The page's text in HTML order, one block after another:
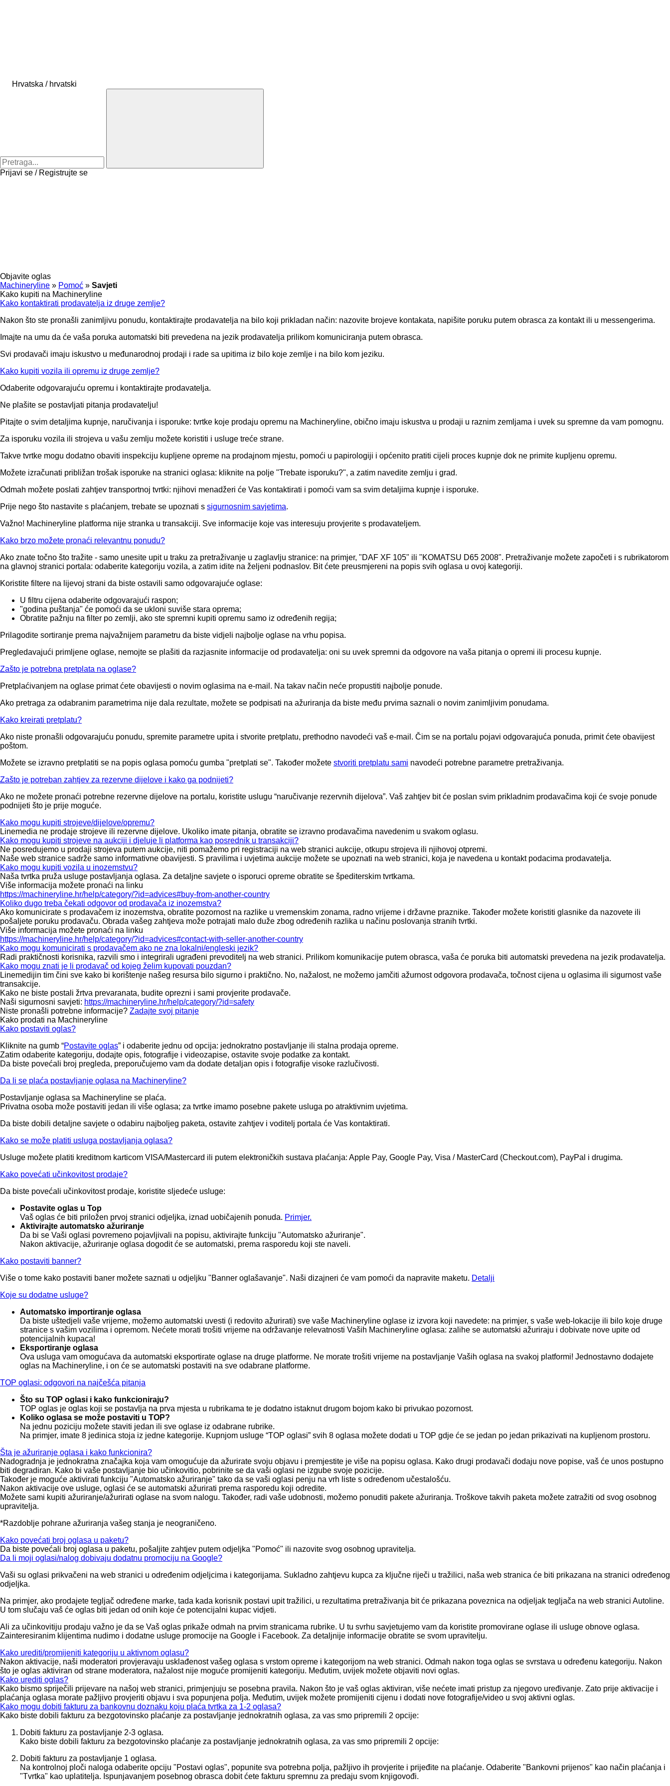
Hrvatska / hrvatski
Prijavi se / Registrujte se
Objavite oglas
Machineryline » Pomoć » Savjeti
Kako kupiti na Machineryline
Kako kontaktirati prodavatelja iz druge zemlje?
Nakon što ste pronašli zanimljivu ponudu, kontaktirajte prodavatelja na bilo koji prikladan način: nazovite brojeve kontakata, napišite poruku putem obrasca za kontakt ili u messengerima.
Imajte na umu da će vaša poruka automatski biti prevedena na jezik prodavatelja prilikom komuniciranja putem obrasca.
Svi prodavači imaju iskustvo u međunarodnoj prodaji i rade sa upitima iz bilo koje zemlje i na bilo kom jeziku.
Kako kupiti vozila ili opremu iz druge zemlje?
Odaberite odgovarajuću opremu i kontaktirajte prodavatelja.
Ne plašite se postavljati pitanja prodavatelju!
Pitajte o svim detaljima kupnje, naručivanja i isporuke: tvrtke koje prodaju opremu na Machineryline, obično imaju iskustva u prodaji u raznim zemljama i uvek su spremne da vam pomognu.
Za isporuku vozila ili strojeva u vašu zemlju možete koristiti i usluge treće strane.
Takve tvrtke mogu dodatno obaviti inspekciju kupljene opreme na prodajnom mjestu, pomoći u papirologiji i općenito pratiti cijeli proces kupnje dok ne primite kupljenu opremu.
Možete izračunati približan trošak isporuke na stranici oglasa: kliknite na polje "Trebate isporuku?", a zatim navedite zemlju i grad.
Odmah možete poslati zahtjev transportnoj tvrtki: njihovi menadžeri će Vas kontaktirati i pomoći vam sa svim detaljima kupnje i isporuke.
Prije nego što nastavite s plaćanjem, trebate se upoznati s sigurnosnim savjetima.
Važno! Machineryline platforma nije stranka u transakciji. Sve informacije koje vas interesuju provjerite s prodavateljem.
Kako brzo možete pronaći relevantnu ponudu?
Ako znate točno što tražite - samo unesite upit u traku za pretraživanje u zaglavlju stranice: na primjer, "DAF XF 105" ili "KOMATSU D65 2008". Pretraživanje možete započeti i s rubrikatorom
na glavnoj stranici portala: odaberite kategoriju vozila, a zatim idite na željeni podnaslov. Bit ćete preusmjereni na popis svih oglasa u ovoj kategoriji.
Koristite filtere na lijevoj strani da biste ostavili samo odgovarajuće oglase:
U filtru cijena odaberite odgovarajući raspon;
"godina puštanja" će pomoći da se ukloni suviše stara oprema;
Obratite pažnju na filter po zemlji, ako ste spremni kupiti opremu samo iz određenih regija;
Prilagodite sortiranje prema najvažnijem parametru da biste vidjeli najbolje oglase na vrhu popisa.
Pregledavajući primljene oglase, nemojte se plašiti da razjasnite informacije od prodavatelja: oni su uvek spremni da odgovore na vaša pitanja o opremi ili procesu kupnje.
Zašto je potrebna pretplata na oglase?
Pretplaćivanjem na oglase primat ćete obavijesti o novim oglasima na e-mail. Na takav način neće propustiti najbolje ponude.
Ako pretraga za odabranim parametrima nije dala rezultate, možete se podpisati na ažuriranja da biste među prvima saznali o novim zanimljivim ponudama.
Kako kreirati pretplatu?
Ako niste pronašli odgovarajuću ponudu, spremite parametre upita i stvorite pretplatu, prethodno navodeći vaš e-mail. Čim se na portalu pojavi odgovarajuća ponuda, primit ćete obavijest
poštom.
Možete se izravno pretplatiti se na popis oglasa pomoću gumba "pretplati se". Također možete stvoriti pretplatu sami navodeći potrebne parametre pretraživanja.
Zašto je potreban zahtjev za rezervne dijelove i kako ga podnijeti?
Ako ne možete pronaći potrebne rezervne dijelove na portalu, koristite uslugu “naručivanje rezervnih dijelova”. Vaš zahtjev bit će poslan svim prikladnim prodavačima koji će svoje ponude
podnijeti što je prije moguće.
Kako mogu kupiti strojeve/dijelove/opremu?
Linemedia ne prodaje strojeve ili rezervne dijelove. Ukoliko imate pitanja, obratite se izravno prodavačima navedenim u svakom oglasu.
Kako mogu kupiti strojeve na aukciji i djeluje li platforma kao posrednik u transakciji?
Ne posredujemo u prodaji strojeva putem aukcije, niti pomažemo pri registraciji na web stranici aukcije, otkupu strojeva ili njihovoj otpremi.
Naše web stranice sadrže samo informativne obavijesti. S pravilima i uvjetima aukcije možete se upoznati na web stranici, koja je navedena u kontakt podacima prodavatelja.
Kako mogu kupiti vozila u inozemstvu?
Naša tvrtka pruža usluge postavljanja oglasa. Za detaljne savjete o isporuci opreme obratite se špediterskim tvrtkama.
Više informacija možete pronaći na linku
https://machineryline.hr/help/category/?id=advices#buy-from-another-country
Koliko dugo treba čekati odgovor od prodavača iz inozemstva?
Ako komunicirate s prodavačem iz inozemstva, obratite pozornost na razlike u vremenskim zonama, radno vrijeme i državne praznike. Također možete koristiti glasnike da nazovete ili
pošaljete poruku prodavaču. Obrada vašeg zahtjeva može potrajati malo duže zbog određenih razlika u načinu poslovanja stranih tvrtki.
Više informacija možete pronaći na linku
https://machineryline.hr/help/category/?id=advices#contact-with-seller-another-country
Kako mogu komunicirati s prodavačem ako ne zna lokalni/engleski jezik?
Radi praktičnosti korisnika, razvili smo i integrirali ugrađeni prevoditelj na web stranici. Prilikom komunikacije putem obrasca, vaša će poruka biti automatski prevedena na jezik prodavatelja.
Kako mogu znati je li prodavač od kojeg želim kupovati pouzdan?
Linemedijin tim čini sve kako bi korištenje našeg resursa bilo sigurno i praktično. No, nažalost, ne možemo jamčiti ažurnost odgovora prodavača, točnost cijena u oglasima ili sigurnost vaše
transakcije.
Kako ne biste postali žrtva prevaranata, budite oprezni i sami provjerite prodavače.
Naši sigurnosni savjeti: https://machineryline.hr/help/category/?id=safety
Niste pronašli potrebne informacije? Zadajte svoj pitanje
Kako prodati na Machineryline
Kako postaviti oglas?
Kliknite na gumb “Postavite oglas” i odaberite jednu od opcija: jednokratno postavljanje ili stalna prodaja opreme.
Zatim odaberite kategoriju, dodajte opis, fotografije i videozapise, ostavite svoje podatke za kontakt.
Da biste povećali broj pregleda, preporučujemo vam da dodate detaljan opis i fotografije visoke razlučivosti.
Da li se plaća postavljanje oglasa na Machineryline?
Postavljanje oglasa sa Machineryline se plaća.
Privatna osoba može postaviti jedan ili više oglasa; za tvrtke imamo posebne pakete usluga po atraktivnim uvjetima.
Da biste dobili detaljne savjete o odabiru najboljeg paketa, ostavite zahtjev i voditelj portala će Vas kontaktirati.
Kako se može platiti usluga postavljanja oglasa?
Usluge možete platiti kreditnom karticom VISA/Mastercard ili putem elektroničkih sustava plaćanja: Apple Pay, Google Pay, Visa / MasterCard (Checkout.com), PayPal i drugima.
Kako povećati učinkovitost prodaje?
Da biste povećali učinkovitost prodaje, koristite sljedeće usluge:
Postavite oglas u Top
Vaš oglas će biti priložen prvoj stranici odjeljka, iznad uobičajenih ponuda. Primjer.
Aktivirajte automatsko ažuriranje
Da bi se Vaši oglasi povremeno pojavljivali na popisu, aktivirajte funkciju "Automatsko ažuriranje".
Nakon aktivacije, ažuriranje oglasa dogodit će se automatski, prema rasporedu koji ste naveli.
Kako postaviti banner?
Više o tome kako postaviti baner možete saznati u odjeljku "Banner oglašavanje". Naši dizajneri će vam pomoći da napravite maketu. Detalji
Koje su dodatne usluge?
Automatsko importiranje oglasa
Da biste uštedjeli vaše vrijeme, možemo automatski uvesti (i redovito ažurirati) sve vaše Machineryline oglase iz izvora koji navedete: na primjer, s vaše web-lokacije ili bilo koje druge
stranice s vašim vozilima i opremom. Nećete morati trošiti vrijeme na održavanje relevatnosti Vaših Machineryline oglasa: zalihe se automatski ažuriraju i dobivate nove upite od
potencijalnih kupaca!
Eksportiranje oglasa
Ova usluga vam omogućava da automatski eksportirate oglase na druge platforme. Ne morate trošiti vrijeme na postavljanje Vaših oglasa na svakoj platformi! Jednostavno dodajete
oglas na Machineryline, i on će se automatski postaviti na sve odabrane platforme.
TOP oglasi: odgovori na najčešća pitanja
Što su TOP oglasi i kako funkcioniraju?
TOP oglas je oglas koji se postavlja na prva mjesta u rubrikama te je dodatno istaknut drugom bojom kako bi privukao pozornost.
Koliko oglasa se može postaviti u TOP?
Na jednu poziciju možete staviti jedan ili sve oglase iz odabrane rubrike.
Na primjer, imate 8 jedinica stoja iz jedne kategorije. Kupnjom usluge “TOP oglasi” svih 8 oglasa možete dodati u TOP gdje će se jedan po jedan prikazivati ​​na kupljenom prostoru.
Šta je ažuriranje oglasa i kako funkcionira?
Nadogradnja je jednokratna značajka koja vam omogućuje da ažurirate svoju objavu i premjestite je više na popisu oglasa. Kako drugi prodavači dodaju nove popise, vaš će unos postupno
biti degradiran. Kako bi vaše postavljanje bio učinkovitio, pobrinite se da vaši oglasi ne izgube svoje pozicije.
Također je moguće aktivirati funkciju "Automatsko ažuriranje" tako da se vaši oglasi penju na vrh liste s određenom učestalošću.
Nakon aktivacije ove usluge, oglasi će se automatski ažurirati prema rasporedu koji odredite.
Možete sami kupiti ažuriranje/ažurirati oglase na svom nalogu. Također, radi vaše udobnosti, možemo ponuditi pakete ažuriranja. Troškove takvih paketa možete zatražiti od svog osobnog
upravitelja.
*Razdoblje pohrane ažuriranja vašeg stanja je neograničeno.
Kako povećati broj oglasa u paketu?
Da biste povećali broj oglasa u paketu, pošaljite zahtjev putem odjeljka "Pomoć" ili nazovite svog osobnog upravitelja.
Da li moji oglasi/nalog dobivaju dodatnu promociju na Google?
Vaši su oglasi prikvačeni na web stranici u određenim odjeljcima i kategorijama. Sukladno zahtjevu kupca za ključne riječi u tražilici, naša web stranica će biti prikazana na stranici određenog
odjeljka.
Na primjer, ako prodajete tegljač određene marke, tada kada korisnik postavi upit tražilici, u rezultatima pretraživanja bit će prikazana poveznica na odjeljak tegljača na web stranici Autoline.
U tom slučaju vaš će oglas biti jedan od onih koje će potencijalni kupac vidjeti.
Ali za učinkovitiju prodaju važno je da se Vaš oglas prikaže odmah na prvim stranicama rubrike. U tu svrhu savjetujemo vam da koristite promovirane oglase ili usluge obnove oglasa.
Zainteresiranim klijentima nudimo i dodatne usluge promocije na Google i Facebook. Za detaljnije informacije obratite se svom upravitelju.
Kako urediti/promijeniti kategoriju u aktivnom oglasu?
Nakon aktivacije, naši moderatori provjeravaju usklađenost vašeg oglasa s vrstom opreme i kategorijom na web stranici. Odmah nakon toga oglas se svrstava u određenu kategoriju. Nakon
što je oglas aktiviran od strane moderatora, nažalost nije moguće promijeniti kategoriju. Međutim, uvijek možete objaviti novi oglas.
Kako urediti oglas?
Kako bismo spriječili prijevare na našoj web stranici, primjenjuju se posebna pravila. Nakon što je vaš oglas aktiviran, više nećete imati pristup za njegovo uređivanje. Zato prije aktivacije i
plaćanja oglasa morate pažljivo provjeriti objavu i sva popunjena polja. Međutim, uvijek možete promijeniti cijenu i dodati nove fotografije/video u svoj aktivni oglas.
Kako mogu dobiti fakturu za bankovnu doznaku koju plaća tvrtka za 1-2 oglasa?
Kako biste dobili fakturu za bezgotovinsko plaćanje za postavljanje jednokratnih oglasa, za vas smo pripremili 2 opcije:
Dobiti fakturu za postavljanje 2-3 oglasa.
Kako biste dobili fakturu za bezgotovinsko plaćanje za postavljanje jednokratnih oglasa, za vas smo pripremili 2 opcije:
Dobiti fakturu za postavljanje 1 oglasa.
Na kontrolnoj ploči naloga odaberite opciju "Postavi oglas", popunite sva potrebna polja, pažljivo ih provjerite i prijeđite na plaćanje. Odaberite "Bankovni prijenos" kao način plaćanja i
"Tvrtka" kao uplatitelja. Ispunjavanjem posebnog obrasca dobit ćete fakturu spremnu za predaju svom knjigovođi.